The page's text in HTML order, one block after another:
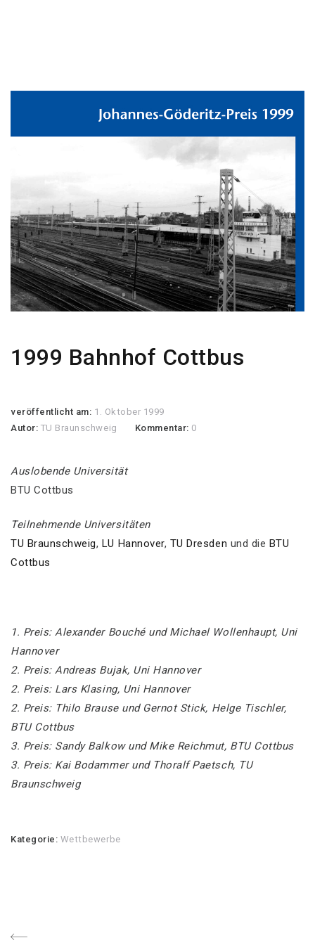
1999 Bahnhof Cottbus
veröffentlicht am: 1. Oktober 1999
Autor: TU Braunschweig Kommentar: 0
Auslobende Universität
BTU Cottbus
Teilnehmende Universitäten
TU Braunschweig, LU Hannover, TU Dresden und die BTU
Cottbus
1. Preis: Alexander Bouché und Michael Wollenhaupt, Uni
Hannover
2. Preis: Andreas Bujak, Uni Hannover
2. Preis: Lars Klasing, Uni Hannover
2. Preis: Thilo Brause und Gernot Stick, Helge Tischler,
BTU Cottbus
3. Preis: Sandy Balkow und Mike Reichmut, BTU Cottbus
3. Preis: Kai Bodammer und Thoralf Paetsch, TU
Braunschweig
Kategorie: Wettbewerbe